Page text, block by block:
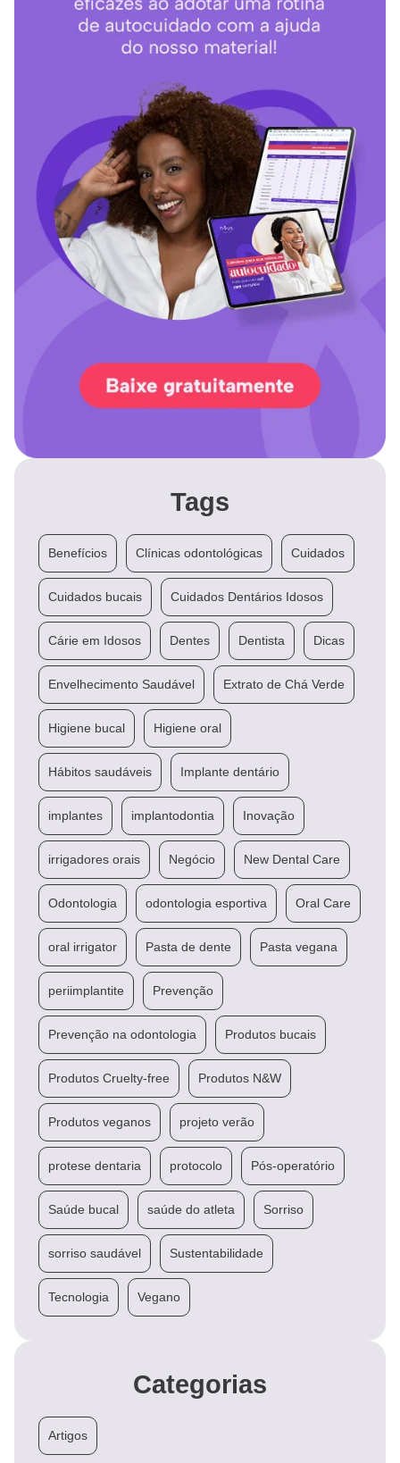
Tags
Benefícios Clínicas odontológicas Cuidados
Cuidados bucais Cuidados Dentários Idosos
Cárie em Idosos Dentes Dentista Dicas
Envelhecimento Saudável Extrato de Chá Verde
Higiene bucal Higiene oral
Hábitos saudáveis Implante dentário
implantes implantodontia Inovação
irrigadores orais Negócio New Dental Care
Odontologia odontologia esportiva Oral Care
oral irrigator Pasta de dente Pasta vegana
periimplantite Prevenção
Prevenção na odontologia Produtos bucais
Produtos Cruelty-free Produtos N&W
Produtos veganos projeto verão
protese dentaria protocolo Pós-operatório
Saúde bucal saúde do atleta Sorriso
sorriso saudável Sustentabilidade
Tecnologia Vegano
Categorias
Artigos